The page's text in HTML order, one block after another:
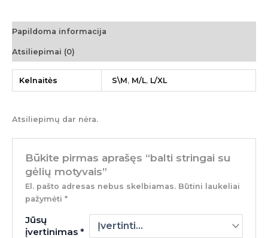
Papildoma informacija
Atsiliepimai (0)
Kelnaitės S\M, M/L, L/XL
Atsiliepimų dar nėra.
Būkite pirmas aprašęs “balti stringai su
gėlių motyvais”
El. pašto adresas nebus skelbiamas. Būtini laukeliai
pažymėti*
Jūsų
įvertinimas*